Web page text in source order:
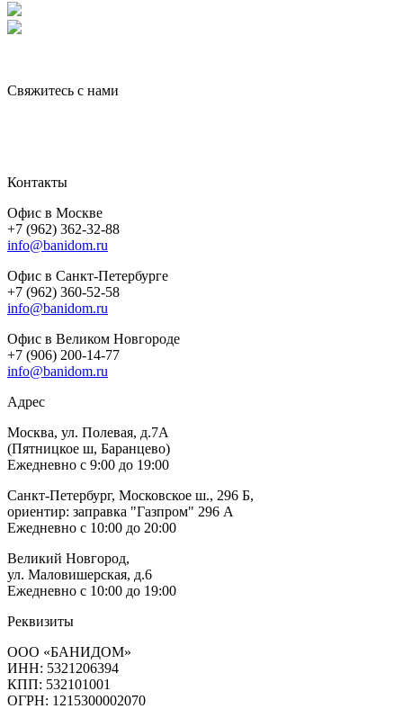
Свяжитесь с нами
Контакты
Офис в Москве
+7 (962) 362-32-88
info@banidom.ru
Офис в Санкт-Петербурге
+7 (962) 360-52-58
info@banidom.ru
Офис в Великом Новгороде
+7 (906) 200-14-77
info@banidom.ru
Адрес
Москва, ул. Полевая, д.7А
(Пятницкое ш, Баранцево)
Ежедневно с 9:00 до 19:00
Санкт-Петербург, Московское ш., 296 Б,
ориентир: заправка "Газпром" 296 А
Ежедневно с 10:00 до 20:00
Великий Новгород,
ул. Маловишерская, д.6
Ежедневно с 10:00 до 19:00
Реквизиты
ООО «БАНИДОМ»
ИНН: 5321206394
КПП: 532101001
ОГРН: 1215300002070